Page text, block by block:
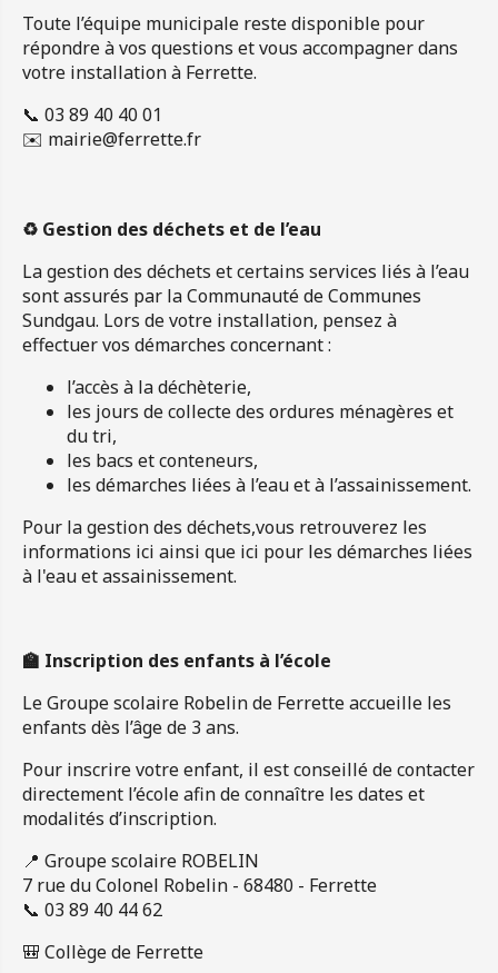
Toute l’équipe municipale reste disponible pour
répondre à vos questions et vous accompagner dans
votre installation à Ferrette.
📞 03 89 40 40 01
✉️ mairie@ferrette.fr
♻️ Gestion des déchets et de l’eau
La gestion des déchets et certains services liés à l’eau
sont assurés par la Communauté de Communes
Sundgau. Lors de votre installation, pensez à
effectuer vos démarches concernant :
l’accès à la déchèterie,
les jours de collecte des ordures ménagères et
du tri,
les bacs et conteneurs,
les démarches liées à l’eau et à l’assainissement.
Pour la gestion des déchets,vous retrouverez les
informations ici ainsi que ici pour les démarches liées
à l'eau et assainissement.
🏫 Inscription des enfants à l’école
Le Groupe scolaire Robelin de Ferrette accueille les
enfants dès l’âge de 3 ans.
Pour inscrire votre enfant, il est conseillé de contacter
directement l’école afin de connaître les dates et
modalités d’inscription.
📍 Groupe scolaire ROBELIN
7 rue du Colonel Robelin - 68480 - Ferrette
📞 03 89 40 44 62
🎒 Collège de Ferrette